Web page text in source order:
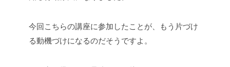
今回こちらの講座に参加したことが、もう片づけ
る動機づけになるのだそうですよ。